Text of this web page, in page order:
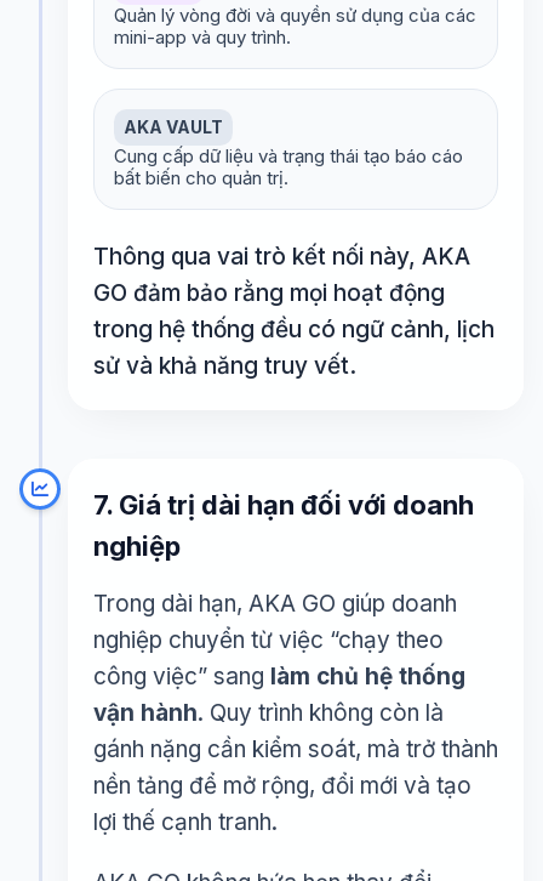
Quản lý vòng đời và quyền sử dụng của các
mini-app và quy trình.
AKA VAULT
Cung cấp dữ liệu và trạng thái tạo báo cáo
bất biến cho quản trị.
Thông qua vai trò kết nối này, AKA
GO đảm bảo rằng mọi hoạt động
trong hệ thống đều có ngữ cảnh, lịch
sử và khả năng truy vết.
7. Giá trị dài hạn đối với doanh
nghiệp
Trong dài hạn, AKA GO giúp doanh
nghiệp chuyển từ việc “chạy theo
công việc” sang làm chủ hệ thống
vận hành. Quy trình không còn là
gánh nặng cần kiểm soát, mà trở thành
nền tảng để mở rộng, đổi mới và tạo
lợi thế cạnh tranh.